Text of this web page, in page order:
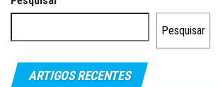
Pesquisar
ARTIGOS RECENTES